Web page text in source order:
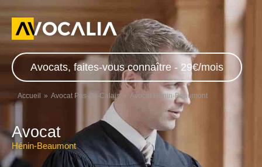
Avocats, faites-vous connaître - 29€/mois
Accueil Avocat Pas-de-Calais Avocat Hénin-Beaumont
Avocat
Hénin-Beaumont